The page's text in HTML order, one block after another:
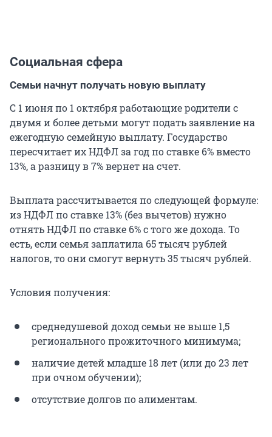
Социальная сфера
Семьи начнут получать новую выплату
С 1 июня по 1 октября работающие родители с
двумя и более детьми могут подать заявление на
ежегодную семейную выплату. Государство
пересчитает их НДФЛ за год по ставке 6% вместо
13%, а разницу в 7% вернет на счет.
Выплата рассчитывается по следующей формуле:
из НДФЛ по ставке 13% (без вычетов) нужно
отнять НДФЛ по ставке 6% с того же дохода. То
есть, если семья заплатила 65 тысяч рублей
налогов, то они смогут вернуть35 тысяч рублей.
Условия получения:
среднедушевой доход семьи не выше 1,5
регионального прожиточного минимума;
наличие детей младше 18 лет (или до 23 лет
при очном обучении);
отсутствие долгов по алиментам.